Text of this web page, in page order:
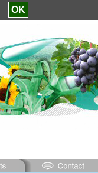
OK